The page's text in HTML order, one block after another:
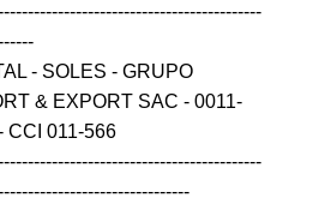
- SOLES - GRUPO
& EXPORT SAC - 0011-
CCI 011-566